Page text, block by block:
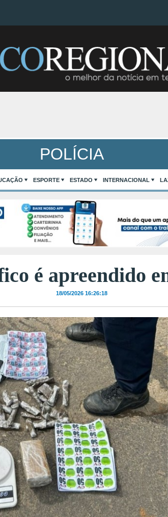
POLÍCIA
ESPORTE ESTADO INTERNACIONAL
é apreendido
18/05/2026 16:26:18